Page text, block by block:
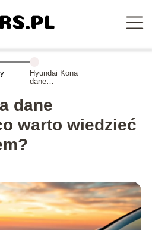
Hyundai Kona
dane
przed zakupem?
dane
warto wiedzieć